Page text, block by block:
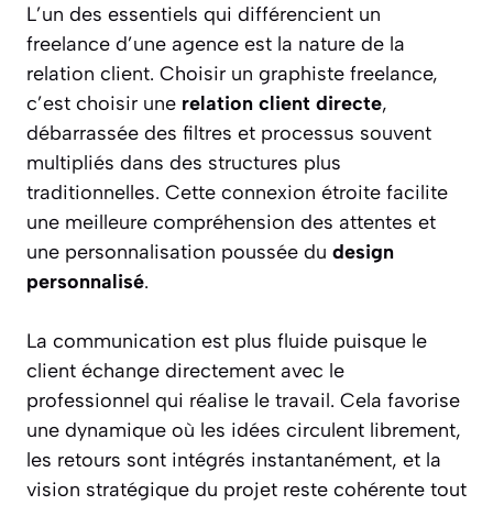
L’un des essentiels qui différencient un
freelance d’une agence est la nature de la
relation client. Choisir un graphiste freelance,
c’est choisir une relation client directe,
débarrassée des filtres et processus souvent
multipliés dans des structures plus
traditionnelles. Cette connexion étroite facilite
une meilleure compréhension des attentes et
une personnalisation poussée du design
personnalisé.
La communication est plus fluide puisque le
client échange directement avec le
professionnel qui réalise le travail. Cela favorise
une dynamique où les idées circulent librement,
les retours sont intégrés instantanément, et la
vision stratégique du projet reste cohérente tout